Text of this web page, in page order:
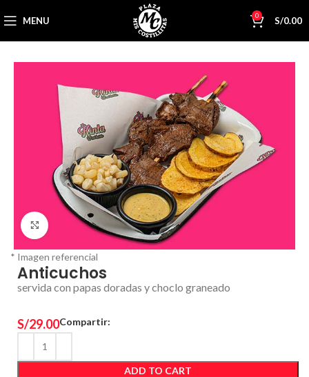
MENU 0 S/0.00
Click to enlarge
* Imagen referencial
Anticuchos
servida con papas doradas y choclo graneado
S/29.00Compartir:
ADD TO CART